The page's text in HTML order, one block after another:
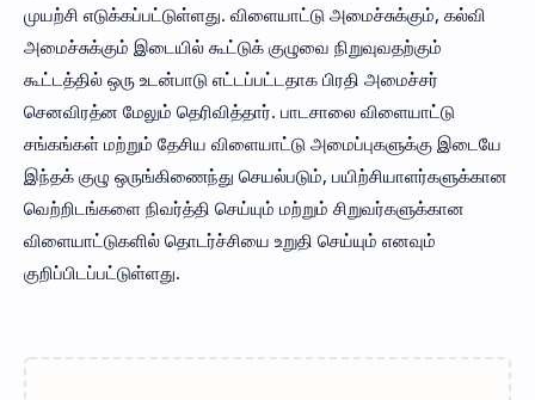
முயற்சி எடுக்கப்பட்டுள்ளது. விளையாட்டு அமைச்சுக்கும், கல்வி
அமைச்சுக்கும் இடையில் கூட்டுக் குழுவை நிறுவுவதற்கும்
கூட்டத்தில் ஒரு உடன்பாடு எட்டப்பட்டதாக பிரதி அமைச்சர்
செனவிரத்ன மேலும் தெரிவித்தார். பாடசாலை விளையாட்டு
சங்கங்கள் மற்றும் தேசிய விளையாட்டு அமைப்புகளுக்கு இடையே
இந்தக் குழு ஒருங்கிணைந்து செயல்படும், பயிற்சியாளர்களுக்கான
வெற்றிடங்களை நிவர்த்தி செய்யும் மற்றும் சிறுவர்களுக்கான
விளையாட்டுகளில் தொடர்ச்சியை உறுதி செய்யும் எனவும்
குறிப்பிடப்பட்டுள்ளது.